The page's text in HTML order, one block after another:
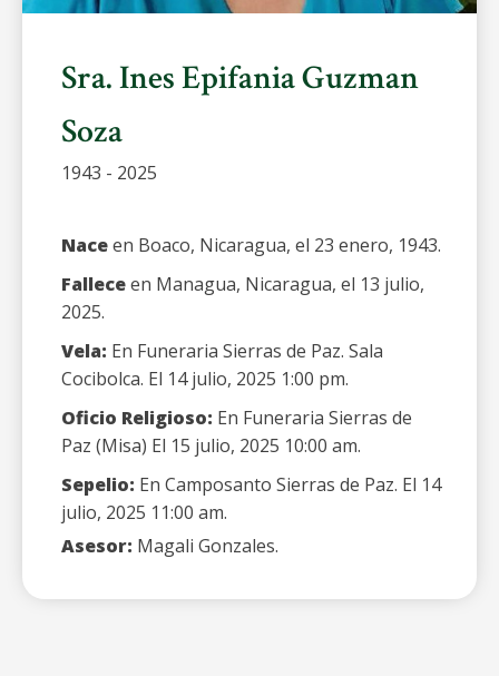
Sra. Ines Epifania Guzman
Soza
1943 - 2025
Naceen Boaco, Nicaragua, el 23 enero, 1943.
Falleceen Managua, Nicaragua, el 13 julio,
2025.
Vela: En Funeraria Sierras de Paz. Sala
Cocibolca. El 14 julio, 2025 1:00 pm.
Oficio Religioso: En Funeraria Sierras de
Paz (Misa) El 15 julio, 2025 10:00 am.
Sepelio: En Camposanto Sierras de Paz. El 14
julio, 2025 11:00 am.
Asesor: Magali Gonzales.